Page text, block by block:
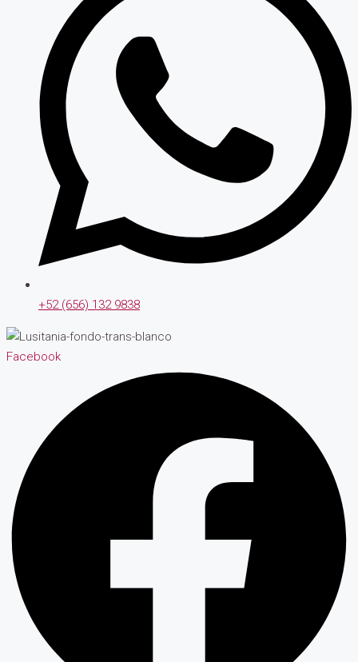
+52 (656) 132 9838
Facebook